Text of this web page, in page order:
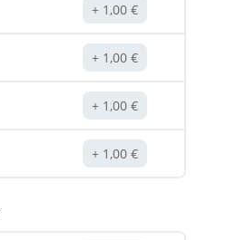
1,00€
1,00€
1,00€
1,00€